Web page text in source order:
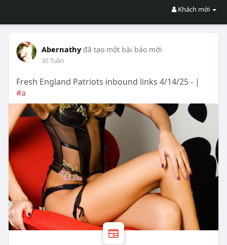
Khách mời
Abernathy đã tạo một bài báo mới
30 Tuần
Fresh England Patriots inbound links 4/14/25 - |
#a